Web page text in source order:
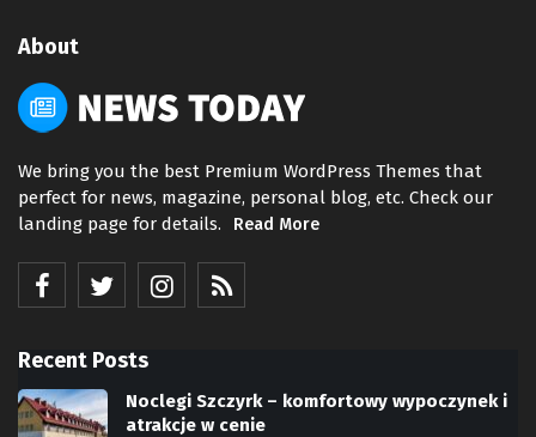
About
We bring you the best Premium WordPress Themes that
perfect for news, magazine, personal blog, etc. Check our
landing page for details.
Read More
Recent Posts
Noclegi Szczyrk – komfortowy wypoczynek i
atrakcje w cenie